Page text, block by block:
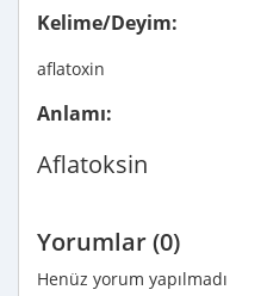
Kelime/Deyim:
aflatoxin
Anlamı:
Aflatoksin
Yorumlar (0)
Henüz yorum yapılmadı